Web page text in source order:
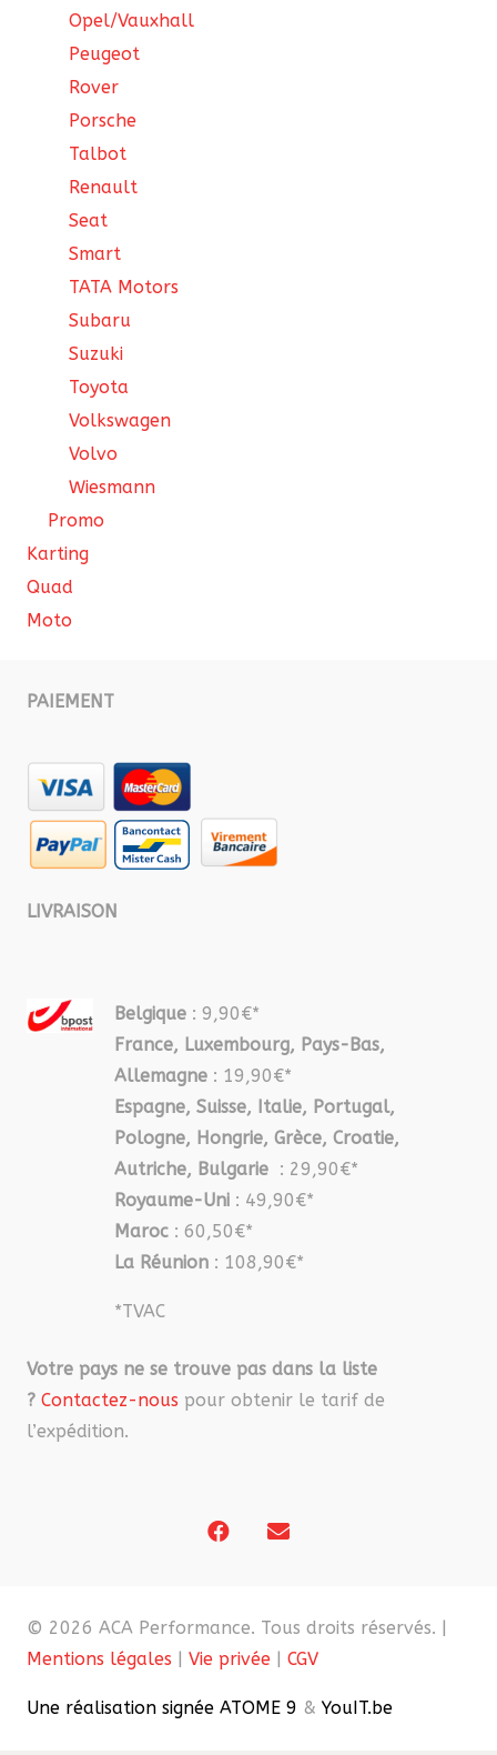
Opel/Vauxhall
Peugeot
Rover
Porsche
Talbot
Renault
Seat
Smart
TATA Motors
Subaru
Suzuki
Toyota
Volkswagen
Volvo
Wiesmann
Promo
Karting
Quad
Moto
PAIEMENT
LIVRAISON
Belgique : 9,90€*
France, Luxembourg, Pays-Bas,
Allemagne : 19,90€*
Espagne, Suisse, Italie, Portugal,
Pologne, Hongrie, Grèce, Croatie,
Autriche, Bulgarie : 29,90€*
Royaume-Uni : 49,90€*
Maroc : 60,50€*
La Réunion : 108,90€*
*TVAC
Votre pays ne se trouve pas dans la liste
? Contactez-nous pour obtenir le tarif de
l’expédition.
© 2026 ACA Performance. Tous droits réservés. |
Mentions légales
Vie privée CGV
Une réalisation signée ATOME 9 & YouIT.be